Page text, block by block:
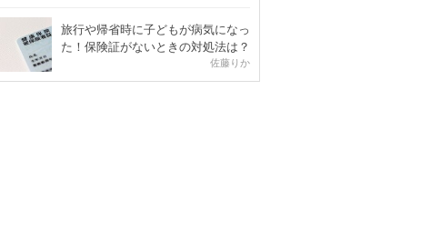
旅行や帰省時に子どもが病気になっ
た！保険証がないときの対処法は？
佐藤りか